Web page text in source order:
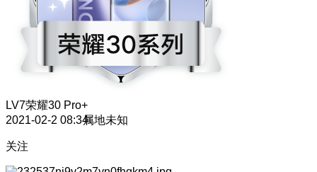
LV7荣耀30 Pro+
2021-02-2 08:34属地未知
关注